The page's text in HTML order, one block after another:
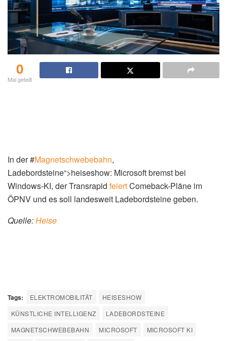
0
Mal geteilt
In der #Magnetschwebebahn,
Ladebordsteine“>heiseshow: Microsoft bremst bei
Windows-KI, der Transrapid feiertComeback-Pläne im
ÖPNV und es soll landesweit Ladebordsteine geben.
Quelle:Heise
Tags: ELEKTROMOBILITÄT
HEISESHOW
KÜNSTLICHE INTELLIGENZ
LADEBORDSTEINE
MAGNETSCHWEBEBAHN
MICROSOFT
MICROSOFT KI